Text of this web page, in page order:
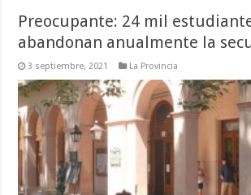
Preocupante: 24 mil
abandonan anualmente la
3 septiembre, 2021 La Provincia